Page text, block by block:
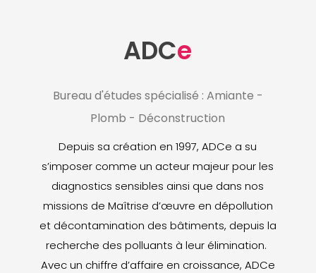
ADCe
Bureau d'études spécialisé : Amiante -
Plomb - Déconstruction
Depuis sa création en 1997, ADCe a su
s’imposer comme un acteur majeur pour les
diagnostics sensibles ainsi que dans nos
missions de Maîtrise d’œuvre en dépollution
et décontamination des bâtiments, depuis la
recherche des polluants à leur élimination.
Avec un chiffre d’affaire en croissance, ADCe